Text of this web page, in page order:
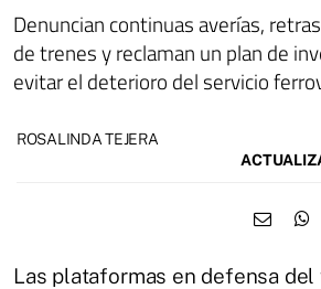
Denuncian continuas averías,
de trenes y reclaman un plan de
evitar el deterioro del servicio
ROSALINDA TEJERA
Las plataformas en defensa